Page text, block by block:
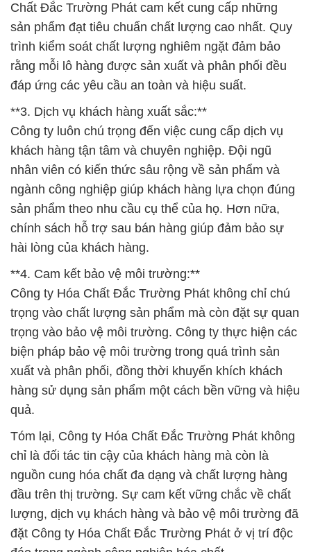
Chất Đắc Trường Phát cam kết cung cấp những
sản phẩm đạt tiêu chuẩn chất lượng cao nhất. Quy
trình kiểm soát chất lượng nghiêm ngặt đảm bảo
rằng mỗi lô hàng được sản xuất và phân phối đều
đáp ứng các yêu cầu an toàn và hiệu suất.
**3. Dịch vụ khách hàng xuất sắc:**
Công ty luôn chú trọng đến việc cung cấp dịch vụ
khách hàng tận tâm và chuyên nghiệp. Đội ngũ
nhân viên có kiến thức sâu rộng về sản phẩm và
ngành công nghiệp giúp khách hàng lựa chọn đúng
sản phẩm theo nhu cầu cụ thể của họ. Hơn nữa,
chính sách hỗ trợ sau bán hàng giúp đảm bảo sự
hài lòng của khách hàng.
**4. Cam kết bảo vệ môi trường:**
Công ty Hóa Chất Đắc Trường Phát không chỉ chú
trọng vào chất lượng sản phẩm mà còn đặt sự quan
trọng vào bảo vệ môi trường. Công ty thực hiện các
biện pháp bảo vệ môi trường trong quá trình sản
xuất và phân phối, đồng thời khuyến khích khách
hàng sử dụng sản phẩm một cách bền vững và hiệu
quả.
Tóm lại, Công ty Hóa Chất Đắc Trường Phát không
chỉ là đối tác tin cậy của khách hàng mà còn là
nguồn cung hóa chất đa dạng và chất lượng hàng
đầu trên thị trường. Sự cam kết vững chắc về chất
lượng, dịch vụ khách hàng và bảo vệ môi trường đã
đặt Công ty Hóa Chất Đắc Trường Phát ở vị trí độc